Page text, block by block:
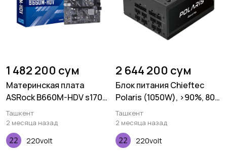
1 482 200 сум
Материнская плата
ASRock B660M-HDV s1700
B660 2xDDR4 HDMA VGA
mATX
Ташкент
2 месяца назад
220volt
2 644 200 сум
Блок питания Chieftec
Polaris (1050W), >90%, 80+
Gold, Fully Modular
Ташкент
2 месяца назад
220volt